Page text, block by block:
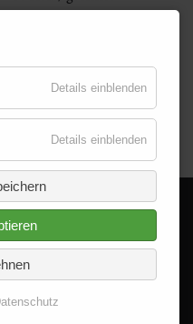
/ 12.00
/ 09.15 und 10.45
– instant / ab 6 Jahre /
GmbH
Details einblenden
Details einblenden